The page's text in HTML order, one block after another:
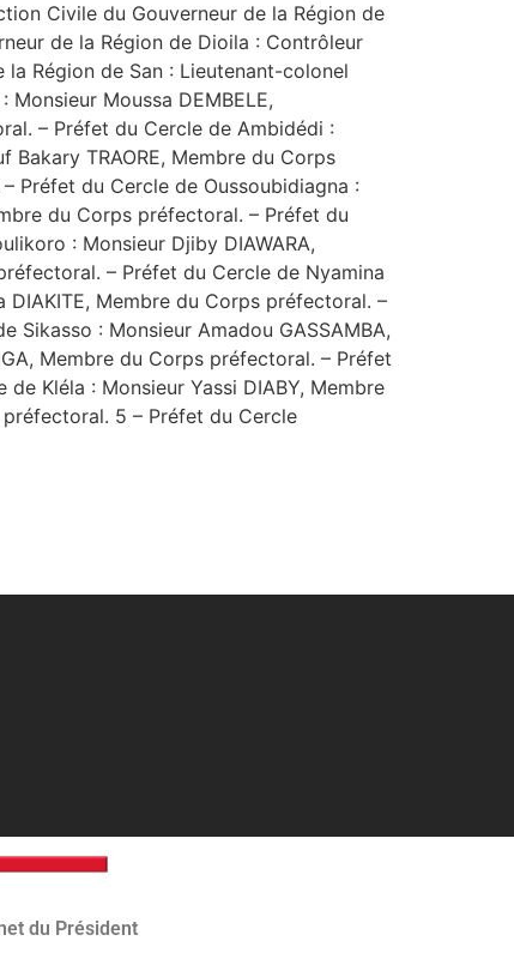
Civile du Gouverneur de la Région de
de la Région de Dioila : Contrôleur
Région de San : Lieutenant-colonel
Moussa DEMBELE,
– Préfet du Cercle de Ambidédi :
TRAORE, Membre du Corps
Préfet du Cercle de Oussoubidiagna :
du Corps préfectoral. – Préfet du
: Monsieur Djiby DIAWARA,
– Préfet du Cercle de Nyamina
Membre du Corps préfectoral. –
Sikasso : Monsieur Amadou GASSAMBA,
Membre du Corps préfectoral. – Préfet
Kléla : Monsieur Yassi DIABY, Membre
5 – Préfet du Cercle
du Président